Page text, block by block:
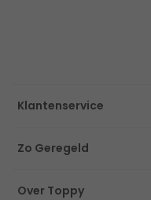
Klantenservice
Zo Geregeld
Over Toppy